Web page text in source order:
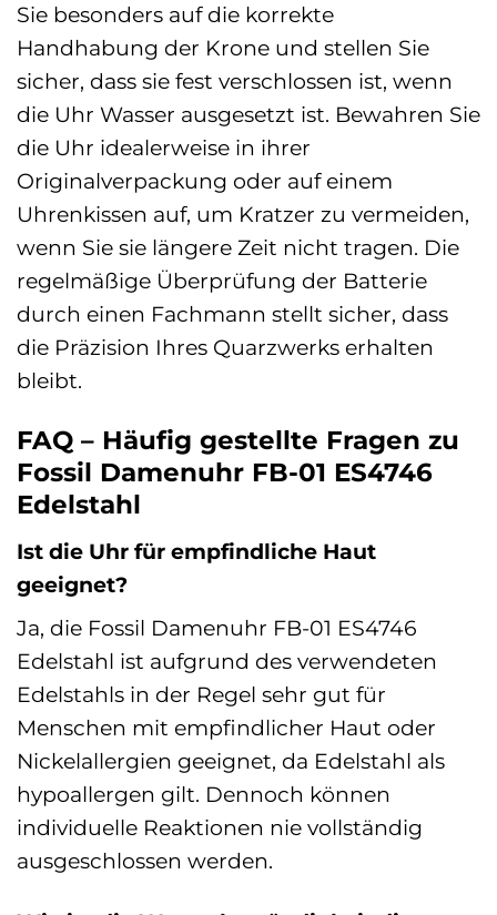
Sie besonders auf die korrekte
Handhabung der Krone und stellen Sie
sicher, dass sie fest verschlossen ist, wenn
die Uhr Wasser ausgesetzt ist. Bewahren Sie
die Uhr idealerweise in ihrer
Originalverpackung oder auf einem
Uhrenkissen auf, um Kratzer zu vermeiden,
wenn Sie sie längere Zeit nicht tragen. Die
regelmäßige Überprüfung der Batterie
durch einen Fachmann stellt sicher, dass
die Präzision Ihres Quarzwerks erhalten
bleibt.
FAQ – Häufig gestellte Fragen zu
Fossil Damenuhr FB-01 ES4746
Edelstahl
Ist die Uhr für empfindliche Haut
geeignet?
Ja, die Fossil Damenuhr FB-01 ES4746
Edelstahl ist aufgrund des verwendeten
Edelstahls in der Regel sehr gut für
Menschen mit empfindlicher Haut oder
Nickelallergien geeignet, da Edelstahl als
hypoallergen gilt. Dennoch können
individuelle Reaktionen nie vollständig
ausgeschlossen werden.